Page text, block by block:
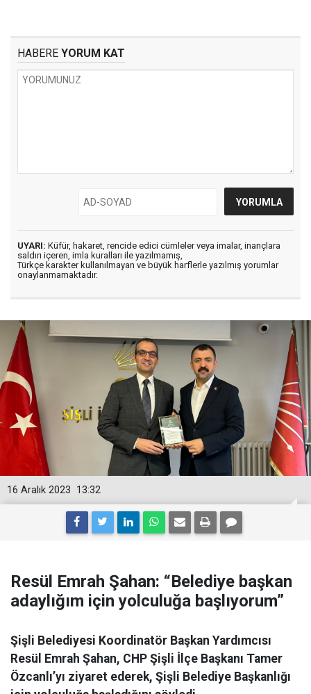
HABERE YORUM KAT
UYARI: Küfür, hakaret, rencide edici cümleler veya imalar, inançlara
saldırı içeren, imla kuralları ile yazılmamış,
Türkçe karakter kullanılmayan ve büyük harflerle yazılmış yorumlar
onaylanmamaktadır.
13:32
16 Aralık 2023
Resül Emrah Şahan: “Belediye başkan
adaylığım için yolculuğa başlıyorum”
Şişli Belediyesi Koordinatör Başkan Yardımcısı
Resül Emrah Şahan, CHP Şişli İlçe Başkanı Tamer
Özcanlı’yı ziyaret ederek, Şişli Belediye Başkanlığı